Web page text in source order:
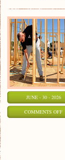
JUNE - 30 - 2026
COMMENTS OFF